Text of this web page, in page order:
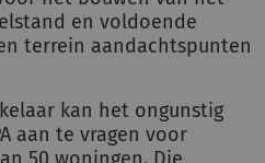
en voldoende
terrein aandachtspunten
kan het ongunstig
aan te vragen voor